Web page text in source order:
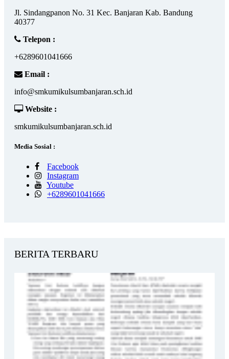
Jl. Sindangpanon No. 31 Kec. Banjaran Kab. Bandung
40377
Telepon :
+6289601041666
Email :
info@smkumikulsumbanjaran.sch.id
Website :
smkumikulsumbanjaran.sch.id
Media Sosial :
Facebook
Instagram
Youtube
+6289601041666
BERITA TERBARU